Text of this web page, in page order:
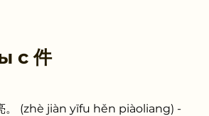
с件
。 (zhè jiàn yīfu hěn piàoliang) -